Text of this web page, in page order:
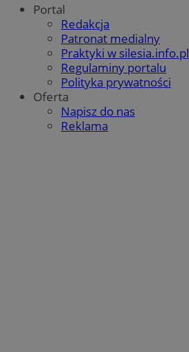
Portal
Redakcja
Patronat medialny
Praktyki w silesia.info.pl
Regulaminy portalu
Polityka prywatności
Oferta
Napisz do nas
Reklama